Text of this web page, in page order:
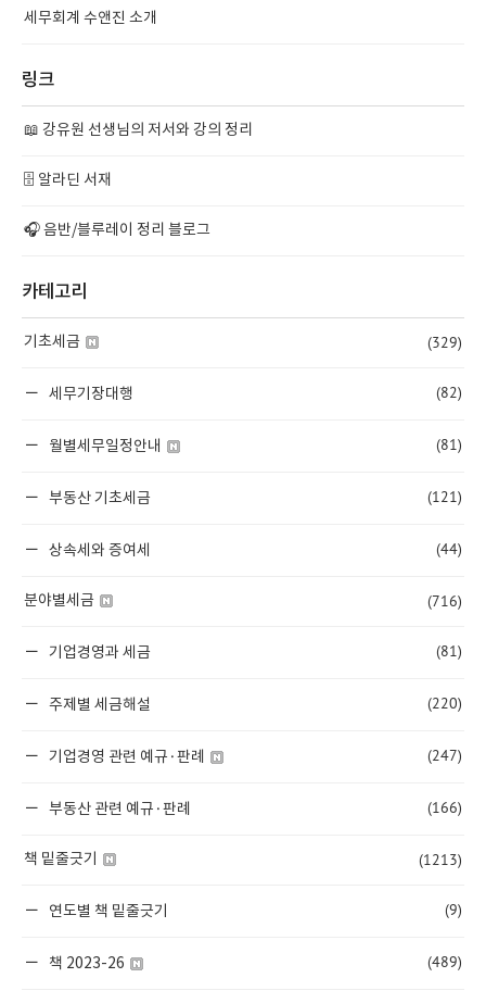
세무회계 수앤진 소개
링크
📖 강유원 선생님의 저서와 강의 정리
🗄️ 알라딘 서재
🎧 음반/블루레이 정리 블로그
카테고리
기초세금 (329)
세무기장대행 (82)
월별세무일정안내 (81)
부동산 기초세금 (121)
상속세와 증여세 (44)
분야별세금 (716)
기업경영과 세금 (81)
주제별 세금해설 (220)
기업경영 관련 예규·판례 (247)
부동산 관련 예규·판례 (166)
책 밑줄긋기 (1213)
연도별 책 밑줄긋기 (9)
책 2023-26 (489)